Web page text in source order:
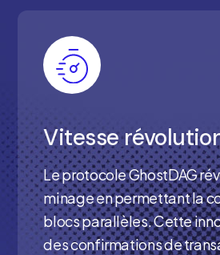
Vitesse
Le protocole GhostDAG
minage en permettant la
blocs parallèles. Cette
des confirmations de